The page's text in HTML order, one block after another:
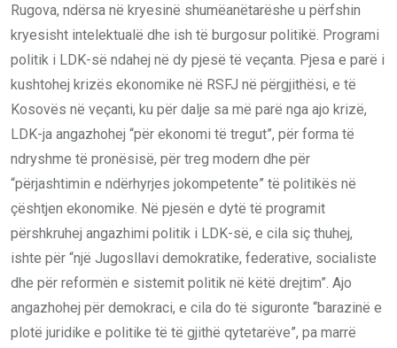
Rugova, ndërsa në kryesinë shumëanëtarëshe u përfshin
kryesisht intelektualë dhe ish të burgosur politikë. Programi
politik i LDK-së ndahej në dy pjesë të veçanta. Pjesa e parë i
kushtohej krizës ekonomike në RSFJ në përgjithësi, e të
Kosovës në veçanti, ku për dalje sa më parë nga ajo krizë,
LDK-ja angazhohej “për ekonomi të tregut”, për forma të
ndryshme të pronësisë, për treg modern dhe për
“përjashtimin e ndërhyrjes jokompetente” të politikës në
çështjen ekonomike. Në pjesën e dytë të programit
përshkruhej angazhimi politik i LDK-së, e cila siç thuhej,
ishte për “një Jugosllavi demokratike, federative, socialiste
dhe për reformën e sistemit politik në këtë drejtim”. Ajo
angazhohej për demokraci, e cila do të siguronte “barazinë e
plotë juridike e politike të të gjithë qytetarëve”, pa marrë